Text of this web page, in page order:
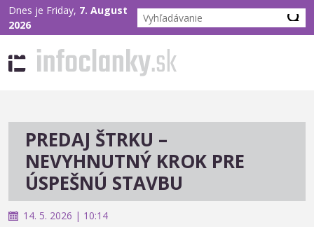
Dnes je Friday, 7. August
2026
PREDAJ ŠTRKU –
NEVYHNUTNÝ KROK PRE
ÚSPEŠNÚ STAVBU
14. 5. 2026 | 10:14